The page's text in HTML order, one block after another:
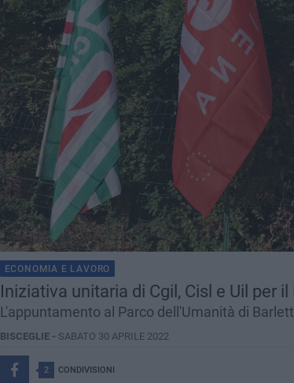
ECONOMIA E LAVORO
Iniziativa unitaria di Cgil, Cisl e Uil per
L'appuntamento al Parco dell'Umanità di
BISCEGLIE - SABATO 30 APRILE 2022
2 CONDIVISIONI